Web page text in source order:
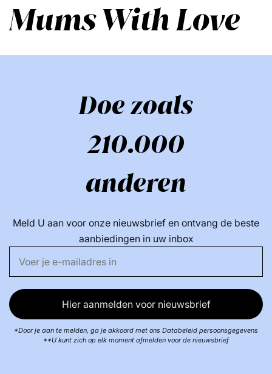
Mums With Love
Doe zoals
210.000
anderen
Meld U aan voor onze nieuwsbrief en ontvang de beste
aanbiedingen in uw inbox
Hier aanmelden voor nieuwsbrief
*Door je aan te melden, ga je akkoord met ons Databeleid persoonsgegevens
**U kunt zich op elk moment afmelden voor de nieuwsbrief